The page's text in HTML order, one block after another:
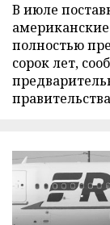
В июле
полностью
сорок лет,